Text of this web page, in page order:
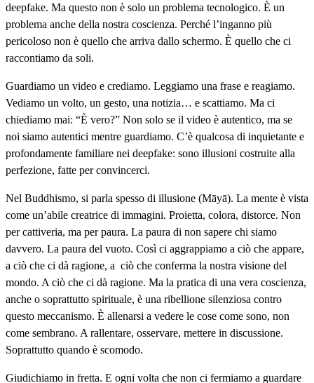
deepfake. Ma questo non è solo un problema tecnologico. È un
problema anche della nostra coscienza. Perché l’inganno più
pericoloso non è quello che arriva dallo schermo. È quello che ci
raccontiamo da soli.
Guardiamo un video e crediamo. Leggiamo una frase e reagiamo.
Vediamo un volto, un gesto, una notizia… e scattiamo. Ma ci
chiediamo mai: “È vero?” Non solo se il video è autentico, ma se
noi siamo autentici mentre guardiamo. C’è qualcosa di inquietante e
profondamente familiare nei deepfake: sono illusioni costruite alla
perfezione, fatte per convincerci.
Nel Buddhismo, si parla spesso di illusione (Māyā). La mente è vista
come un’abile creatrice di immagini. Proietta, colora, distorce. Non
per cattiveria, ma per paura. La paura di non sapere chi siamo
davvero. La paura del vuoto. Così ci aggrappiamo a ciò che appare,
a ciò che ci dà ragione, a ciò che conferma la nostra visione del
mondo. A ciò che ci dà ragione. Ma la pratica di una vera coscienza,
anche o soprattutto spirituale, è una ribellione silenziosa contro
questo meccanismo. È allenarsi a vedere le cose come sono, non
come sembrano. A rallentare, osservare, mettere in discussione.
Soprattutto quando è scomodo.
Giudichiamo in fretta. E ogni volta che non ci fermiamo a guardare